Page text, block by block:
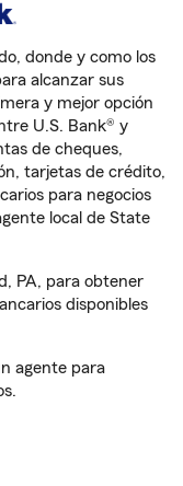
donde y como los
alcanzar sus
y mejor opción
U.S. Bank® y
de cheques,
tarjetas de crédito,
para negocios
local de State
PA, para obtener
disponibles
agente para